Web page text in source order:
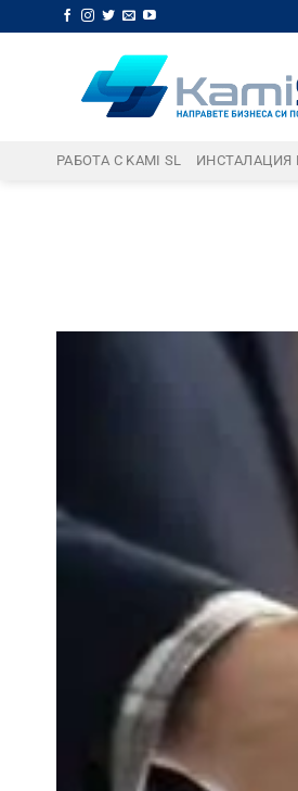
to
РАБОТА С KAMI SL ИНСТАЛАЦИЯ